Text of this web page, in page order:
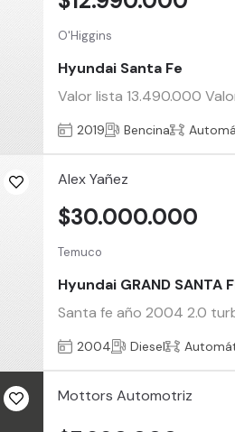
O'Higgins
Hyundai Santa Fe
Valor lista 13.490.000
2019 Bencina
Alex Yañez
Temuco
Hyundai GRAND SANTA
Santa fe año 2004 2.0
$30.000.000
2004 Diesel
Mottors Automotriz